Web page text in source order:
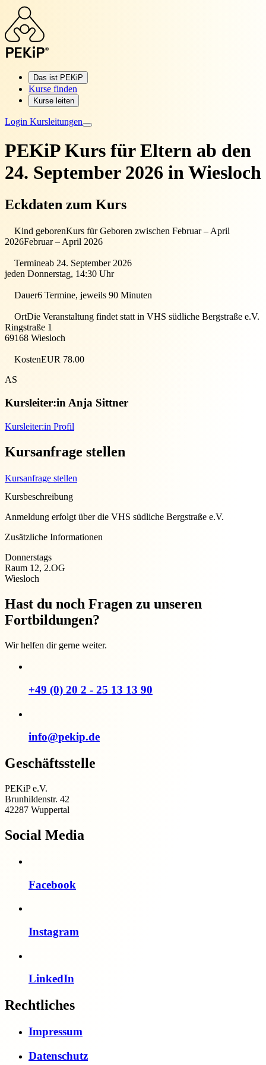
Das ist PEKiP
Kurse finden
Kurse leiten
Login Kursleitungen
PEKiP Kurs für Eltern ab den
24. September 2026 in Wiesloch
Eckdaten zum Kurs
Kind geborenKurs für Geboren zwischen Februar – April
2026Februar – April 2026
Termineab 24. September 2026
jeden Donnerstag, 14:30 Uhr
Dauer6 Termine, jeweils 90 Minuten
OrtDie Veranstaltung findet statt in VHS südliche Bergstraße e.V.
Ringstraße 1
69168 Wiesloch
KostenEUR 78.00
AS
Kursleiter:in Anja Sittner
Kursleiter:in Profil
Kursanfrage stellen
Kursanfrage stellen
Kursbeschreibung
Anmeldung erfolgt über die VHS südliche Bergstraße e.V.
Zusätzliche Informationen
Donnerstags
Raum 12, 2.OG
Wiesloch
Hast du noch Fragen zu unseren
Fortbildungen?
Wir helfen dir gerne weiter.
+49 (0) 20 2 - 25 13 13 90
info@pekip.de
Geschäftsstelle
PEKiP e.V.
Brunhildenstr. 42
42287 Wuppertal
Social Media
Facebook
Instagram
LinkedIn
Rechtliches
Impressum
Datenschutz